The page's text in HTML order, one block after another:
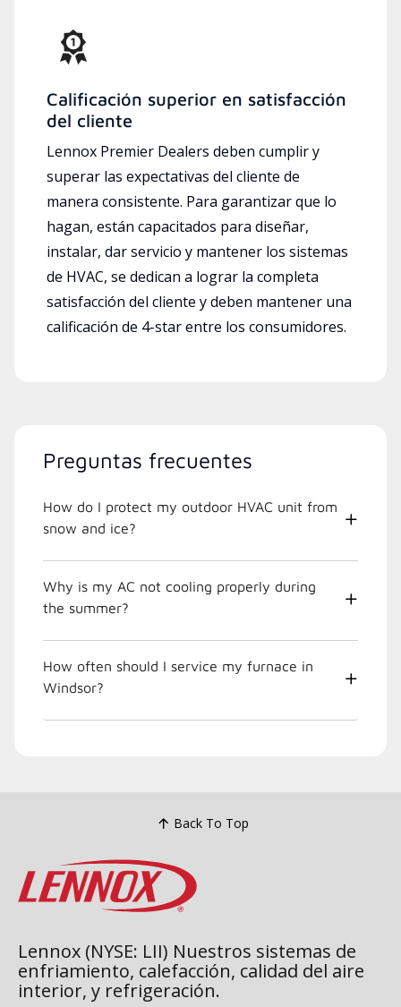
Calificación superior en satisfacción
del cliente
Lennox Premier Dealers deben cumplir y
superar las expectativas del cliente de
manera consistente. Para garantizar que lo
hagan, están capacitados para diseñar,
instalar, dar servicio y mantener los sistemas
de HVAC, se dedican a lograr la completa
satisfacción del cliente y deben mantener una
calificación de 4-star entre los consumidores.
Preguntas frecuentes
How do I protect my outdoor HVAC unit from
snow and ice?
Why is my AC not cooling properly during
the summer?
How often should I service my furnace in
Windsor?
Back To Top
Lennox (NYSE: LII) Nuestros sistemas de
enfriamiento, calefacción, calidad del aire
interior, y refrigeración.